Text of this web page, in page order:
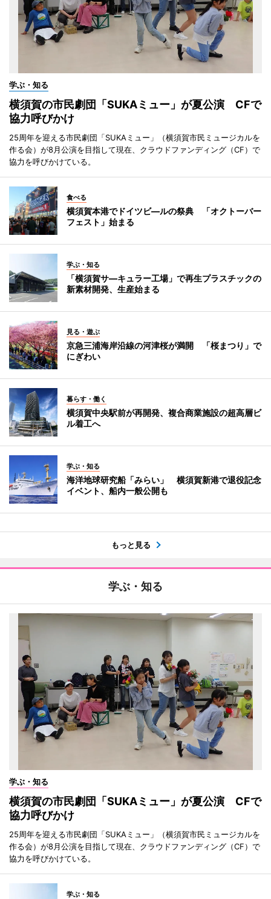
学ぶ・知る
横須賀の市民劇団「SUKAミュー」が夏公演 CFで
協力呼びかけ
25周年を迎える市民劇団「SUKAミュー」（横須賀市民ミュージカルを
作る会）が8月公演を目指して現在、クラウドファンディング（CF）で
協力を呼びかけている。
食べる
横須賀本港でドイツビ―ルの祭典 「オクトーバー
フェスト」始まる
学ぶ・知る
「横須賀サ―キュラー工場」で再生プラスチックの
新素材開発、生産始まる
見る・遊ぶ
京急三浦海岸沿線の河津桜が満開 「桜まつり」で
にぎわい
暮らす・働く
横須賀中央駅前が再開発、複合商業施設の超高層ビ
ル着工へ
学ぶ・知る
海洋地球研究船「みらい」 横須賀新港で退役記念
イベント、船内一般公開も
もっと見る
学ぶ・知る
学ぶ・知る
横須賀の市民劇団「SUKAミュー」が夏公演 CFで
協力呼びかけ
25周年を迎える市民劇団「SUKAミュー」（横須賀市民ミュージカルを
作る会）が8月公演を目指して現在、クラウドファンディング（CF）で
協力を呼びかけている。
学ぶ・知る